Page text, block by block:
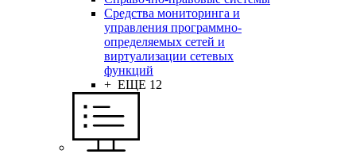
Средства мониторинга и
управления программно-
определяемых сетей и
виртуализации сетевых
функций
+ ЕЩЕ 12